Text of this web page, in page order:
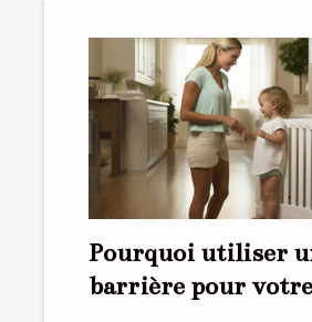
Pourquoi utiliser
barrière pour votre